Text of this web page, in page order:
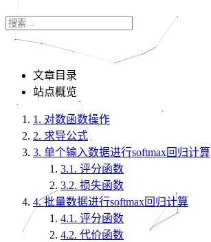
文章目录
站点概览
1. 对数函数操作
2. 求导公式
3. 单个输入数据进行softmax回归计算
3.1. 评分函数
3.2. 损失函数
4. 批量数据进行softmax回归计算
4.1. 评分函数
4.2. 代价函数